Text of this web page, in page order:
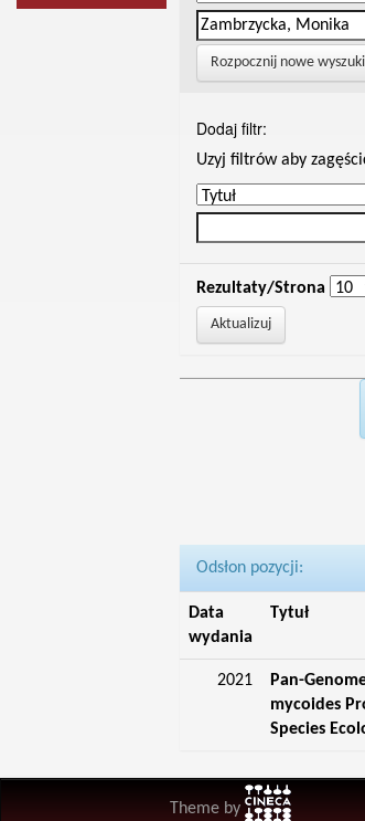
Rozpocznij nowe
Dodaj filtr:
Uzyj filtrów aby
Rezultaty/Strona
Odsłon pozycji:
Data
wydania
Tytuł
2021
Pan-
mycoides
Species
Theme by